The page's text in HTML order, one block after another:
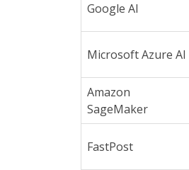
Google AI
Microsoft Azure AI
Amazon
SageMaker
FastPost